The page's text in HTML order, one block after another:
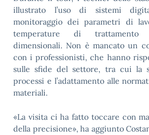
illustrato l’uso di sistemi
monitoraggio dei parametri di
temperature di trattamento
dimensionali. Non è mancato un
con i professionisti, che hanno
sulle sfide del settore, tra cui la
processi e l’adattamento alle
materiali.
«La visita ci ha fatto toccare con
della precisione», ha aggiunto